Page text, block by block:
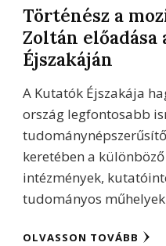
Történész a
Zoltán előadása
Éjszakáján
A Kutatók Éjszakája
ország legfontosabb
keretében a
intézmények,
tudományos
OLVASSON TOVÁBB